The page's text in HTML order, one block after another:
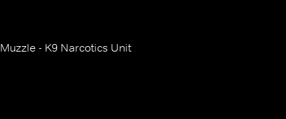
Muzzle - K9 Narcotics Unit